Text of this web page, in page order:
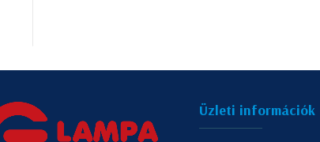
Üzleti információk